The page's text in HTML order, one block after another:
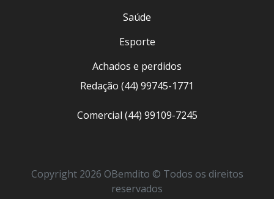
Saúde
Esporte
Achados e perdidos
Redação (44) 99745-1771
Comercial (44) 99109-7245
Copyright 2026 OBemdito © Todos os direitos
reservados